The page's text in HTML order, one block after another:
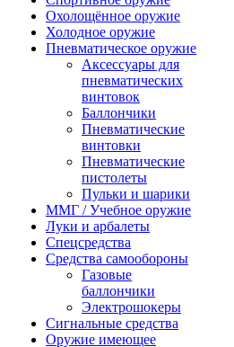
Охолощённое оружие
Холодное оружие
Пневматическое оружие
Аксессуары для
пневматических
винтовок
Баллончики
Пневматические
винтовки
Пневматические
пистолеты
Пульки и шарики
ММГ / Учебное оружие
Луки и арбалеты
Спецсредства
Средства самообороны
Газовые
баллончики
Электрошокеры
Сигнальные средства
Оружие имеющее